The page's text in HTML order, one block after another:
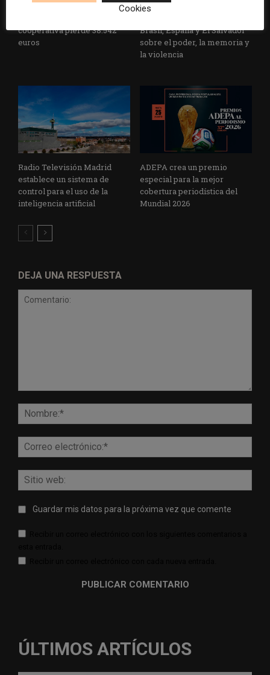
La Marea cierra 2025 con
cooperativa pierde 38.542
euros
El Premio Gabo 2026
Brasil, España y El Salvador
sobre el poder, la memoria y
la violencia
Radio Televisión Madrid
establece un sistema de
control para el uso de la
inteligencia artificial
ADEPA crea un premio
especial para la mejor
cobertura periodística del
Mundial 2026
DEJA UNA RESPUESTA
Guardar mis datos para la próxima vez que comente
ÚLTIMOS ARTÍCULOS
Cookies